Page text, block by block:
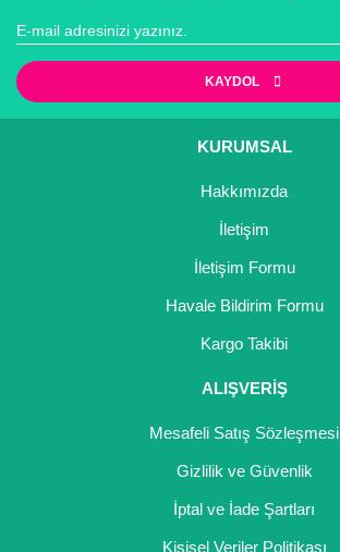
KAYDOL
KURUMSAL
Hakkımızda
İletişim
İletişim Formu
Havale Bildirim Formu
Kargo Takibi
ALIŞVERİŞ
Mesafeli Satış Sözleşmesi
Gizlilik ve Güvenlik
İptal ve İade Şartları
Kişisel Veriler Politikası